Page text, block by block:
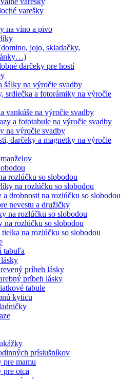
varešky
na víno a pivo
jojo, skladačky,
darčeky pre hostí
šálky na výročie svadby
srdiečka a fotorámiky na výročie
vankúše na výročie svadby
a fototabule na výročie svadby
na výročie svadby
darčeky a magnetky na výročie
rozlúčku so slobodou
na rozlúčku so slobodou
a drobnosti na rozlúčku so slobodou
nevestu a družičky
na rozlúčku so slobodou
na rozlúčku so slobodou
na rozlúčku so slobodou
tabuľa
príbeh lásky
príbeh lásky
tabule
kyticu
príslušníkov
pre mamu
pre otca